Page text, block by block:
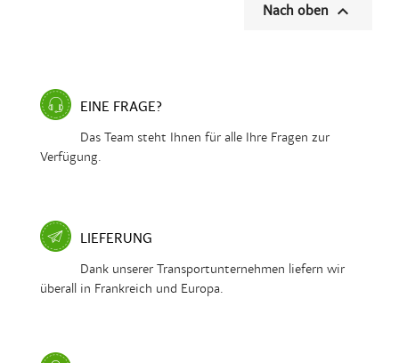
Nach oben 
EINE FRAGE?
Das Team steht Ihnen für alle Ihre Fragen zur
Verfügung.
LIEFERUNG
Dank unserer Transportunternehmen liefern wir
überall in Frankreich und Europa.